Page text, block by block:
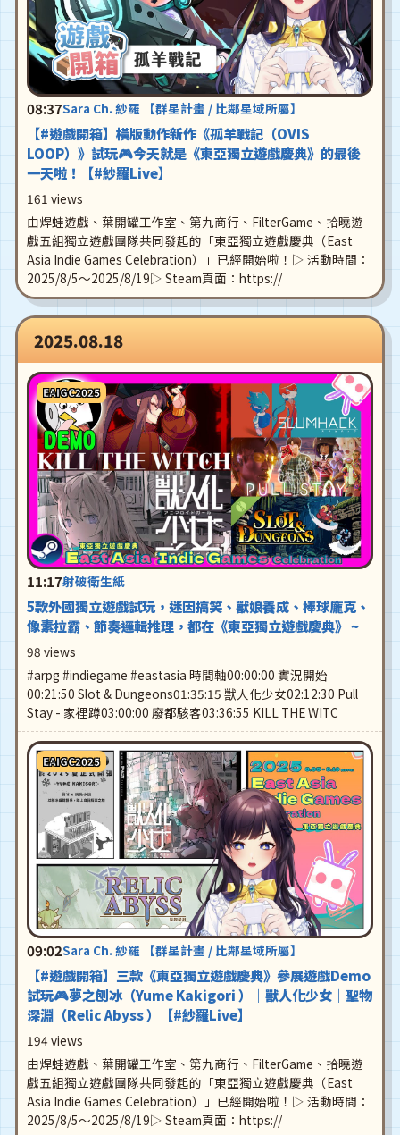
08:37Sara Ch. 紗羅 【群星計畫 / 比鄰星域所屬】
【#遊戲開箱】橫版動作新作《孤羊戰記（OVIS
LOOP）》試玩🎮今天就是《東亞獨立遊戲慶典》的最後
一天啦！【#紗羅Live】
161 views
由焊蛙遊戲、葉開罐工作室、第九商行、FilterGame、拾曉遊
戲五組獨立遊戲團隊共同發起的「東亞獨立遊戲慶典（East
Asia Indie Games Celebration）」已經開始啦！▷ 活動時間：
2025/8/5～2025/8/19▷ Steam頁面：https://
2025.08.18
EAIGC2025
11:17射破衛生紙
5款外國獨立遊戲試玩，迷因搞笑、獸娘養成、棒球龐克、
像素拉霸、節奏邏輯推理，都在《東亞獨立遊戲慶典》 ~
98 views
#arpg #indiegame #eastasia 時間軸00:00:00 實況開始
00:21:50 Slot & Dungeons01:35:15 獣人化少女02:12:30 Pull
Stay - 家裡蹲03:00:00 廢都駭客03:36:55 KILL THE WITC
EAIGC2025
09:02Sara Ch. 紗羅 【群星計畫 / 比鄰星域所屬】
【#遊戲開箱】三款《東亞獨立遊戲慶典》參展遊戲Demo
試玩🎮夢之刨冰（Yume Kakigori ）｜獸人化少女｜聖物
深淵（Relic Abyss ）【#紗羅Live】
194 views
由焊蛙遊戲、葉開罐工作室、第九商行、FilterGame、拾曉遊
戲五組獨立遊戲團隊共同發起的「東亞獨立遊戲慶典（East
Asia Indie Games Celebration）」已經開始啦！▷ 活動時間：
2025/8/5～2025/8/19▷ Steam頁面：https://